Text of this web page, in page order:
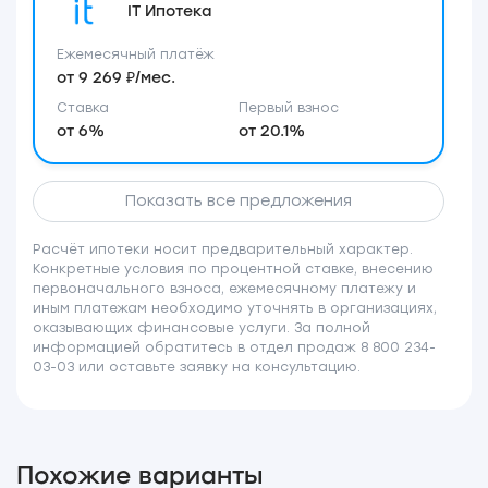
IT Ипотека
Ставка
от 6%
Первый взнос
от 20.1%
Ежемесячный платёж
от 9 269 ₽/мес.
Показать все предложения
Расчёт ипотеки носит предварительный характер.
Конкретные условия по процентной ставке, внесению
первоначального взноса, ежемесячному платежу и
иным платежам необходимо уточнять в организациях,
оказывающих финансовые услуги. За полной
информацией обратитесь в отдел продаж 8 800 234-
03-03 или оставьте заявку на консультацию.
Похожие варианты